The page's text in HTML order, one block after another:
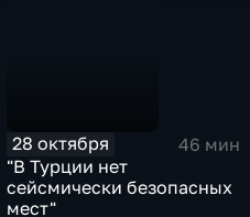
28 октября
46 мин
"В Турции нет
сейсмически безопасных
мест"